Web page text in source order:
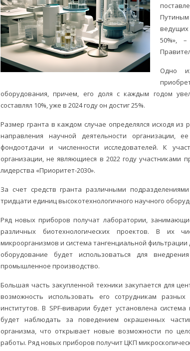
50%», –
Одно
оборудования, причем, его доля с каждым годом
составлял 10%, уже в 2024 году он достиг 25%.
Размер гранта в каждом случае определялся исходя
направления научной деятельности организации, ее
фондоотдачи и численности исследователей. К
организации, не являющиеся в 2022 году участниками
лидерства «Приоритет-2030».
За счет средств гранта различными
тридцати единиц высокотехнологичного научного
Ряд новых приборов получат лаборатории,
различных биотехнологических проектов. В их
микроорганизмов и система тангенциальной
оборудование будет использоваться для
промышленное производство.
Большая часть закупленной техники закупается для
возможность использовать его сотрудникам
институтов. В SPF-виварии будет установлена
будет наблюдать за поведением окрашенных
организма, что открывает новые возможности по
работы. Ряд новых приборов получит ЦКП